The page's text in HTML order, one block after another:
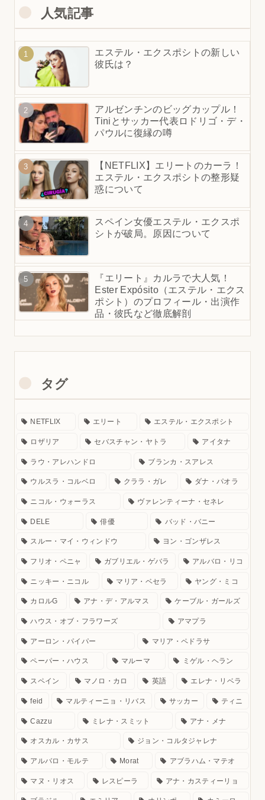
人気記事
エステル・エクスポシトの新しい
彼氏は？
アルゼンチンのビッグカップル！
Tiniとサッカー代表ロドリゴ・デ・
パウルに復縁の噂
【NETFLIX】エリートのカーラ！
エステル・エクスポシトの整形疑
惑について
スペイン女優エステル・エクスポ
シトが破局。原因について
『エリート』カルラで大人気！
Ester Expósito（エステル・エクス
ポシト）のプロフィール・出演作
品・彼氏など徹底解剖
タグ
NETFLIX エリート エステル・エクスポシト
ロザリア セバスチャン・ヤトラ アイタナ
ラウ・アレハンドロ ブランカ・スアレス
ウルスラ・コルベロ クララ・ガレ ダナ・パオラ
ニコル・ウォーラス ヴァレンティーナ・セネレ
DELE 俳優 バッド・バニー
スルー・マイ・ウィンドウ ヨン・ゴンザレス
フリオ・ペニャ ガブリエル・ゲバラ アルバロ・リコ
ニッキー・ニコル マリア・ベセラ ヤング・ミコ
カロルG アナ・デ・アルマス ケーブル・ガールズ
ハウス・オブ・フラワーズ アマプラ
アーロン・パイパー マリア・ペドラサ
ペーパー・ハウス マルーマ ミゲル・ヘラン
スペイン マノロ・カロ 英語 エレナ・リベラ
feid マルティーニョ・リバス サッカー ティニ
Cazzu ミレナ・スミット アナ・メナ
オスカル・カサス ジョン・コルタジャレナ
アルバロ・モルテ Morat アブラハム・マテオ
マヌ・リオス レスピーラ アナ・カスティーリョ